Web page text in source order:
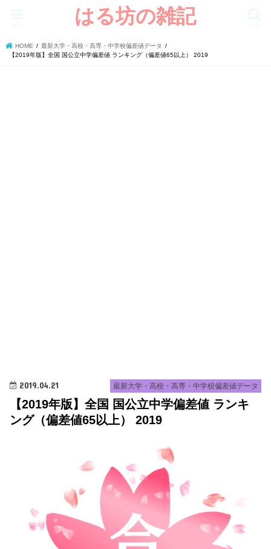
はる坊の雑記
HOME
最新大学・高校・高専・中学校偏差値データ
【2019年版】全国 国公立中学偏差値 ランキング（偏差値65以上） 2019
最新大学・高校・高専・中学校偏差値データ
2019.04.21
【2019年版】全国 国公立中学偏差値 ランキ
ング（偏差値65以上） 2019